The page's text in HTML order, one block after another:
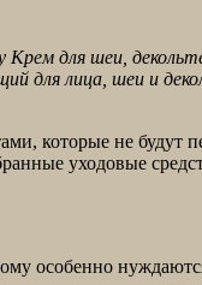
для шеи,
для лица, шеи и
которые не будут
уходовые
особенно